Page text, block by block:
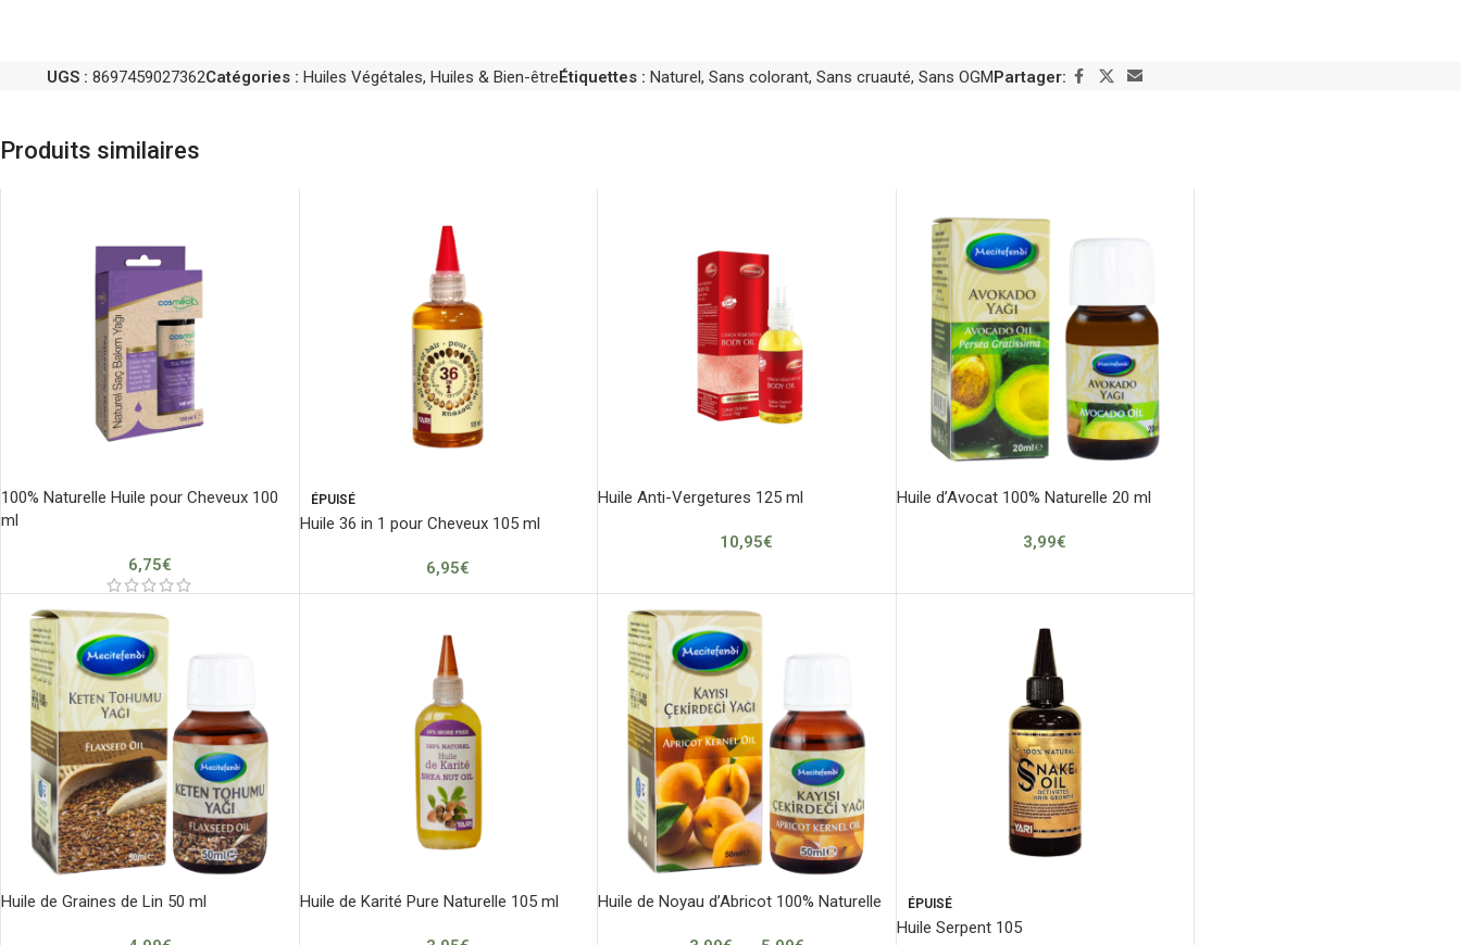
UGS : 8697459027362Catégories : Huiles Végétales, Huiles & Bien-êtreÉtiquettes : Naturel, Sans colorant, Sans cruauté, Sans OGMPartager:
Produits similaires
100% Naturelle Huile pour Cheveux 100
ml
6,75€
ÉPUISÉ
Huile 36 in 1 pour Cheveux 105 ml
6,95€
Huile Anti-Vergetures 125 ml
10,95€
Huile d’Avocat 100% Naturelle 20 ml
3,99€
Huile de Graines de Lin 50 ml Huile de Karité Pure Naturelle 105 ml Huile de Noyau d’Abricot 100% Naturelle ÉPUISÉ
Huile Serpent 105